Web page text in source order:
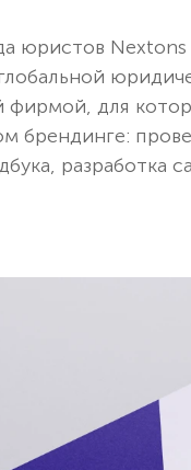
юристов
для
брендинге:
разработка